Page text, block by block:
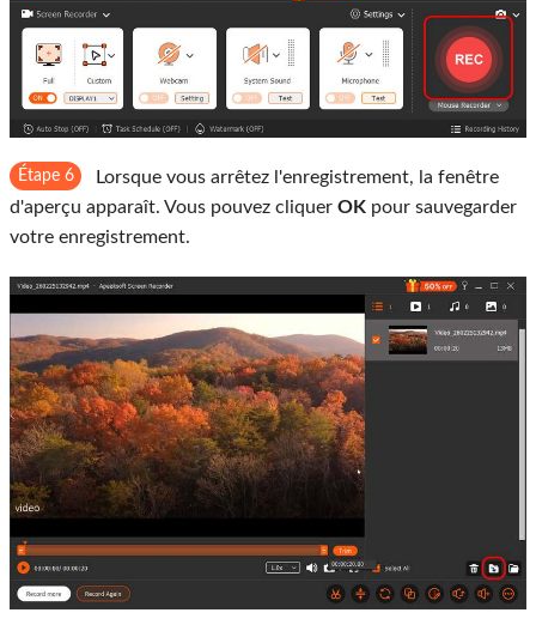
Étape 6
Lorsque vous arrêtez l'enregistrement, la fenêtre
d'aperçu apparaît. Vous pouvez cliquer OK pour sauvegarder
votre enregistrement.